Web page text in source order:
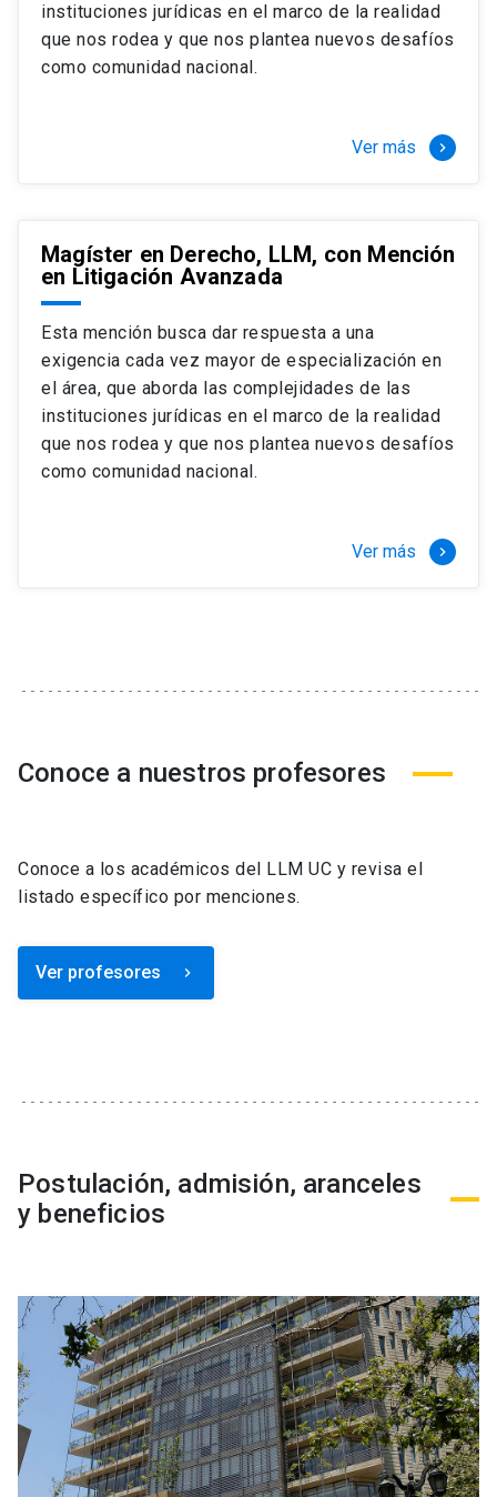
instituciones jurídicas en el marco de la realidad
que nos rodea y que nos plantea nuevos desafíos
como comunidad nacional.
Ver más keyboard_arrow_right
Magíster en Derecho, LLM, con Mención
en Litigación Avanzada
Esta mención busca dar respuesta a una
exigencia cada vez mayor de especialización en
el área, que aborda las complejidades de las
instituciones jurídicas en el marco de la realidad
que nos rodea y que nos plantea nuevos desafíos
como comunidad nacional.
Ver más keyboard_arrow_right
Conoce a nuestros profesores
Conoce a los académicos del LLM UC y revisa el
listado específico por menciones.
Ver profesores keyboard_arrow_right
Postulación, admisión, aranceles
y beneficios